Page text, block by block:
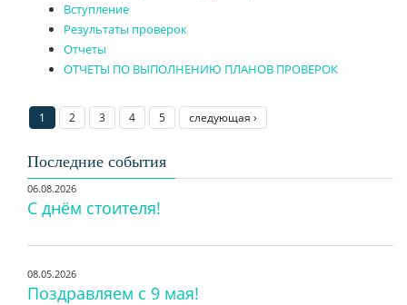
Вступление
Результаты проверок
Отчеты
ОТЧЕТЫ ПО ВЫПОЛНЕНИЮ ПЛАНОВ ПРОВЕРОК
1 2 3 4 5 следующая ›
Последние события
06.08.2026
С днём стоителя!
08.05.2026
Поздравляем с 9 мая!